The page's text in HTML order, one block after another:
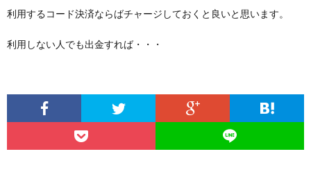
利用するコード決済ならばチャージしておくと良いと思います。
利用しない人でも出金すれば・・・